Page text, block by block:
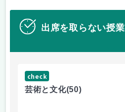
出席を取らない授業
check
芸術と文化(50)